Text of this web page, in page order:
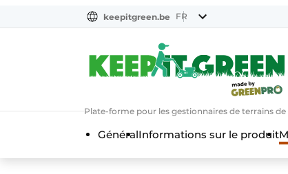
keepitgreen.be FR
Plate-forme pour les gestionnaires de terrains
GénéralInformations sur le produit